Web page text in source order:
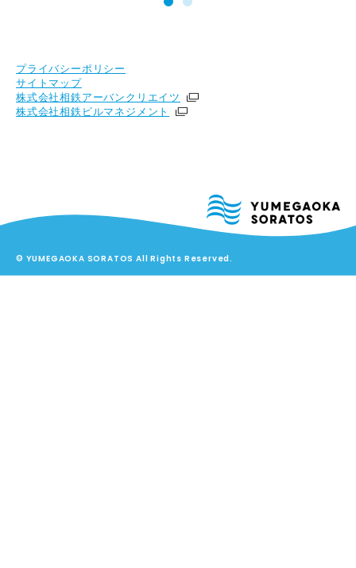
プライバシーポリシー
サイトマップ
株式会社相鉄アーバンクリエイツ
株式会社相鉄ビルマネジメント
© YUMEGAOKA SORATOS All Rights Reserved.